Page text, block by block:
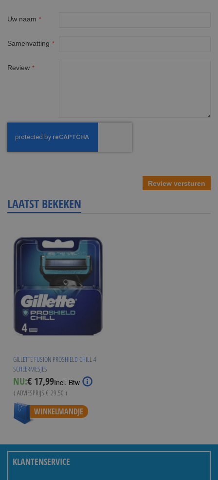
Uw naam
Samenvatting
Review
Review versturen
LAATST BEKEKEN
GILLETTE FUSION PROSHIELD CHILL 4
SCHEERMESJES
NU:Special
Price
€ 17,99Incl. Btw
( ADVIESPRIJS € 29,50 )
WINKELMANDJE
KLANTENSERVICE